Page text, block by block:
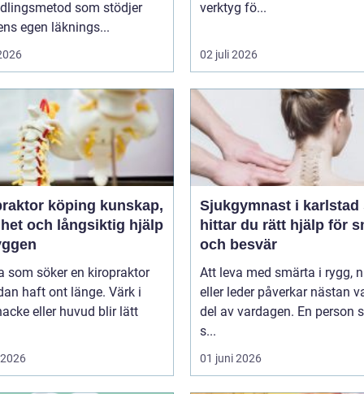
som stödjer
egen läknings...
verktyg fö...
02 juli 2026
köping kunskap,
och långsiktig hjälp
som söker en kiropraktor
haft ont länge. Värk i
eller huvud blir lätt
Sjukgymnast i karlstad så
hittar du rätt hjälp för
och besvär
Att leva med smärta i rygg,
eller leder påverkar nästan
del av vardagen. En person
s...
01 juni 2026